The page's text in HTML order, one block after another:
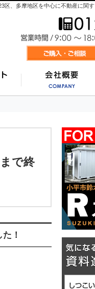
で終
区、多摩地区を中心に不動産に関
！